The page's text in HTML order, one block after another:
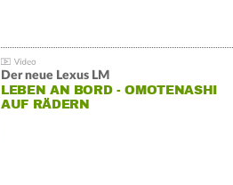
Der neue Lexus LM
LEBEN AN BORD - OMOTENASHI
AUF RÄDERN